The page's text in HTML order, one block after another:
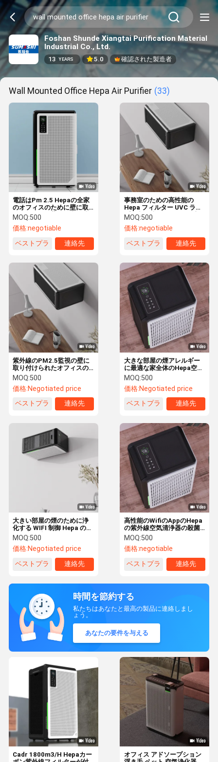
Foshan Shunde Xiangtai Purification Material
Industrial Co., Ltd.
13 YEARS 5.0 確認された製造者
Wall Mounted Office Hepa Air Purifier (33)
電話はPm 2.5 Hepaの全家
のオフィスのために壁に取
り付けられた紫外線空気清
浄器を制御する
MOQ:500
価格:negotiable
ベストプラ
連絡先
事務室のための高性能の
Hepa フィルター UVC ラン
プの空気清浄器 2584 平方
フィート
MOQ:500
価格:negotiable
ベストプラ
連絡先
紫外線のPM2.5監視の壁に
取り付けられたオフィスの
空気清浄器Hepa H13
MOQ:500
価格:Negotiated price
ベストプラ
連絡先
大きな部屋の煙アレルギー
に最適な家全体のHepa空気
清浄機
MOQ:500
価格:Negotiated price
ベストプラ
連絡先
大きい部屋の煙のために浄
化する WIFI 制御 Hepa の紫
外線空気清浄器
MOQ:500
価格:Negotiated price
ベストプラ
連絡先
高性能のWifiのAppのHepa
の紫外線空気清浄器の殺菌
は不純物を取除く
MOQ:500
価格:negotiable
ベストプラ
連絡先
時間を節約する
私たちはあなたと最高の製品に連絡しまし
ょう。
あなたの要件を与える
オフィス アドソープション
Cadr 1800m3/H Hepaカー